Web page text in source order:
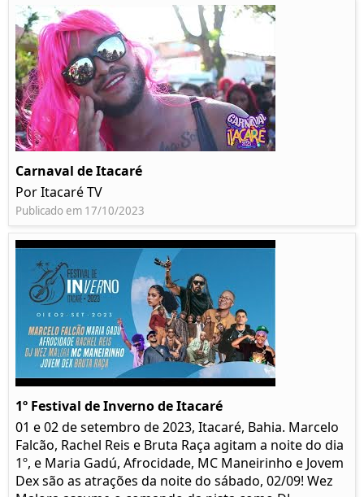
Carnaval de Itacaré
Por Itacaré TV
Publicado em 17/10/2023
1º Festival de Inverno de Itacaré
01 e 02 de setembro de 2023, Itacaré, Bahia. Marcelo
Falcão, Rachel Reis e Bruta Raça agitam a noite do dia
1º, e Maria Gadú, Afrocidade, MC Maneirinho e Jovem
Dex são as atrações da noite do sábado, 02/09! Wez